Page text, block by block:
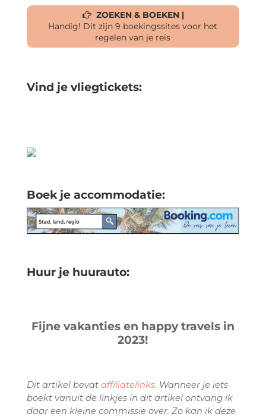
ZOEKEN & BOEKEN |
Handig! Dit zijn 9 boekingssites voor het
regelen van je reis
Vind je vliegtickets:
Boek je accommodatie:
Huur je huurauto:
Fijne vakanties en happy travels in
2023!
Dit artikel bevat affiliatelinks. Wanneer je iets
boekt vanuit de linkjes in dit artikel ontvang ik
daar een kleine commissie over. Zo kan ik deze